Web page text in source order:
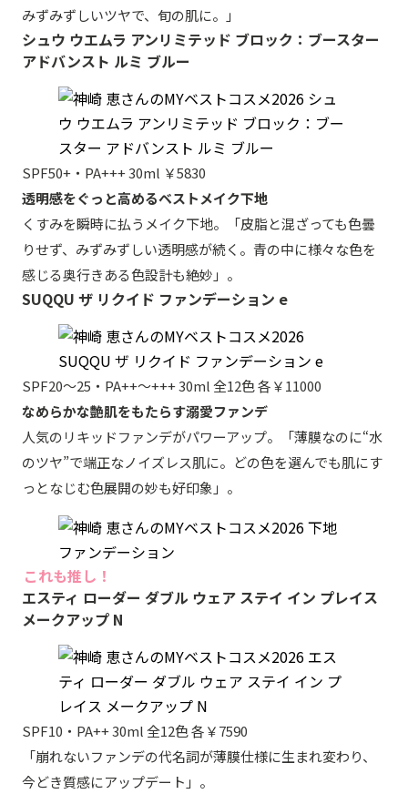
みずみずしいツヤで、旬の肌に。」
シュウ ウエムラ アンリミテッド ブロック：ブースター
アドバンスト ルミ ブルー
SPF50+・PA+++ 30ml ￥5830
透明感をぐっと高めるベストメイク下地
くすみを瞬時に払うメイク下地。「皮脂と混ざっても色曇
りせず、みずみずしい透明感が続く。青の中に様々な色を
感じる奥行きある色設計も絶妙」。
SUQQU ザ リクイド ファンデーション e
SPF20〜25・PA++〜+++ 30ml 全12色 各￥11000
なめらかな艶肌をもたらす溺愛ファンデ
人気のリキッドファンデがパワーアップ。「薄膜なのに“水
のツヤ”で端正なノイズレス肌に。どの色を選んでも肌にす
っとなじむ色展開の妙も好印象」。
これも推し！
エスティ ローダー ダブル ウェア ステイ イン プレイス
メークアップ N
SPF10・PA++ 30ml 全12色 各￥7590
「崩れないファンデの代名詞が薄膜仕様に生まれ変わり、
今どき質感にアップデート」。